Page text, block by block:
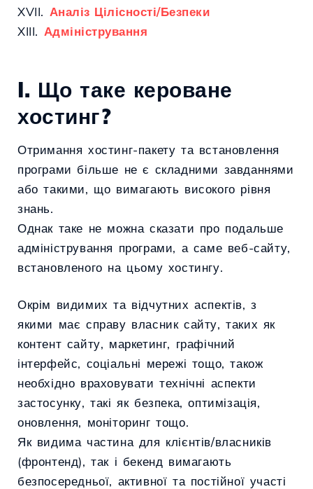
XVII. Аналіз Цілісності/Безпеки
XIII. Адміністрування
I. Що таке кероване
хостинг?
Отримання хостинг-пакету та встановлення
програми більше не є складними завданнями
або такими, що вимагають високого рівня
знань.
Однак таке не можна сказати про подальше
адміністрування програми, а саме веб-сайту,
встановленого на цьому хостингу.
Окрім видимих та відчутних аспектів, з
якими має справу власник сайту, таких як
контент сайту, маркетинг, графічний
інтерфейс, соціальні мережі тощо, також
необхідно враховувати технічні аспекти
застосунку, такі як безпека, оптимізація,
оновлення, моніторинг тощо.
Як видима частина для клієнтів/власників
(фронтенд), так і бекенд вимагають
безпосередньої, активної та постійної участі